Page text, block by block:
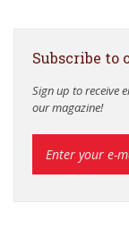
Subscribe to
Sign up to receive
our magazine!